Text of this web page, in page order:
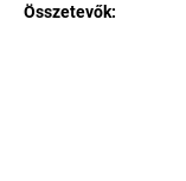
Összetevők: